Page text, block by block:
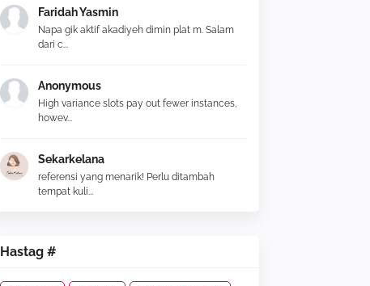
Faridah Yasmin
Napa gik aktif akadiyeh dimin plat m. Salam
dari c...
Anonymous
High variance slots pay out fewer instances,
howev...
Sekarkelana
referensi yang menarik! Perlu ditambah
tempat kuli...
Hastag #